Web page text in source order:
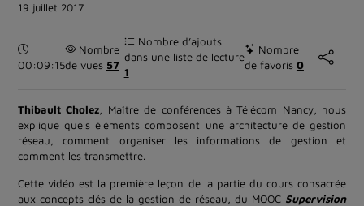
19 juillet 2017
Durée :
00:09:15
Nombre
de vues 57
Nombre d’ajouts
dans une liste de lecture
1
Nombre
de favoris 0
Thibault Cholez , Maître de conférences à Télécom Nancy, nous
explique quels éléments composent une architecture de gestion
réseau, comment organiser les informations de gestion et
comment les transmettre.
Cette vidéo est la première leçon de la partie du cours consacrée
aux concepts clés de la gestion de réseau, du MOOC Supervision